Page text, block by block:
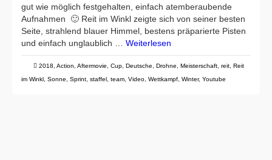
gut wie möglich festgehalten, einfach atemberaubende
Aufnahmen 🙂 Reit im Winkl zeigte sich von seiner besten
Seite, strahlend blauer Himmel, bestens präparierte Pisten
und einfach unglaublich … Weiterlesen
2018 Action Aftermovie Cup Deutsche Drohne Meisterschaft reit Reit
im Winkl Sonne Sprint staffel team Video Wettkampf Winter, Youtube